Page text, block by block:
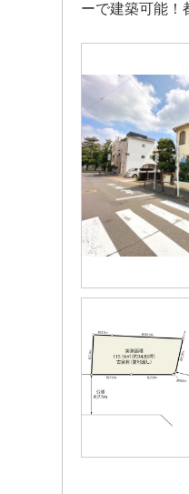
ーで建築可能！